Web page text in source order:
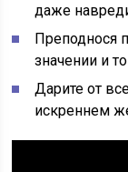
даже
Преподнося
значении и
Дарите от
искреннем